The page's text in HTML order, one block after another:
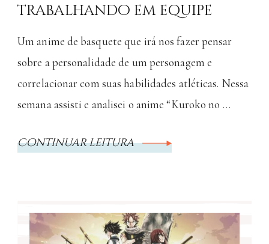
trabalhando em equipe
Um anime de basquete que irá nos fazer pensar
sobre a personalidade de um personagem e
correlacionar com suas habilidades atléticas. Nessa
semana assisti e analisei o anime “Kuroko no …
Continuar leitura